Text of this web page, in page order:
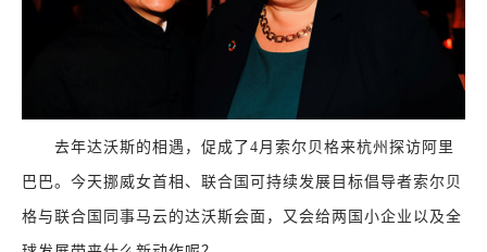
去年达沃斯的相遇，促成了4月索尔贝格来杭州探访阿里
巴巴。今天挪威女首相、联合国可持续发展目标倡导者索尔贝
格与联合国同事马云的达沃斯会面，又会给两国小企业以及全